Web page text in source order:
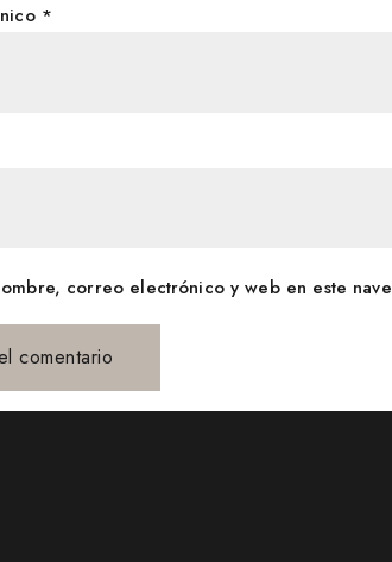
*
correo electrónico y web en este